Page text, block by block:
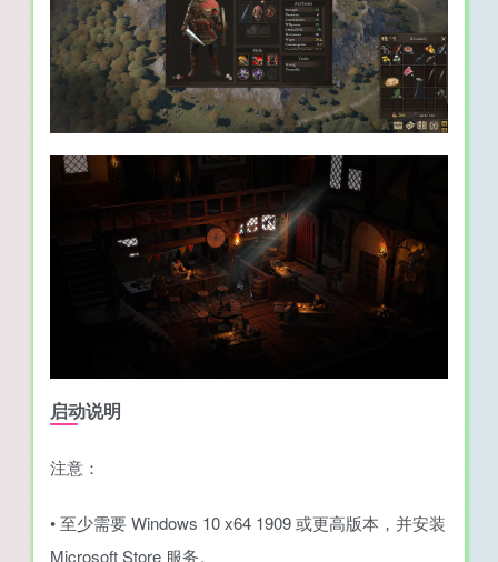
启动说明
注意：
• 至少需要 Windows 10 x64 1909 或更高版本，并安装
Microsoft Store 服务。